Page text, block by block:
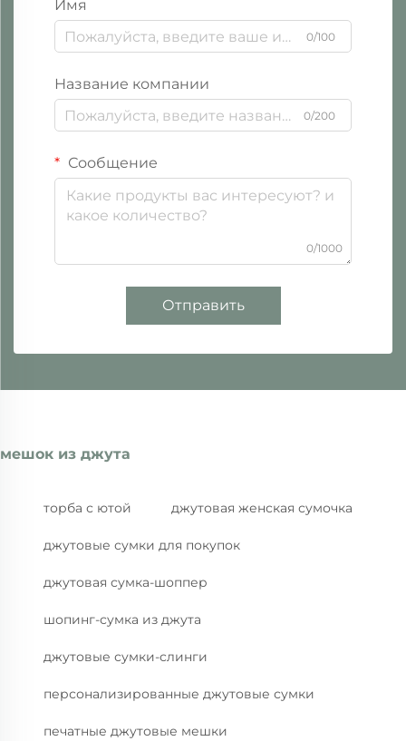
Имя
0/100
Название компании
0/200
Сообщение
0/1000
Отправить
мешок из джута
торба с ютой джутовая женская сумочка
джутовые сумки для покупок
джутовая сумка-шоппер
шопинг-сумка из джута
джутовые сумки-слинги
персонализированные джутовые сумки
печатные джутовые мешки